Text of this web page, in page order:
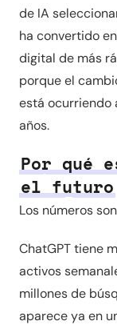
de IA
ha convertido
digital de más
porque el
está ocurriendo
años.
Por qué
el futuro
Los números
ChatGPT tiene
activos
millones de
aparece ya en